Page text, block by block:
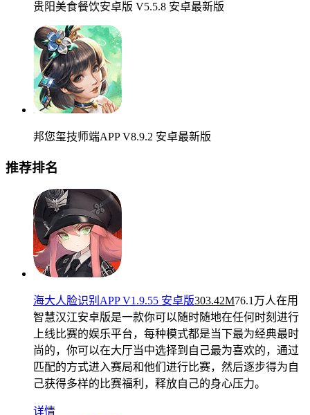
贵阳美食餐饮安卓版 V5.5.8 安卓最新版
邦您玺技师端APP V8.9.2 安卓最新版
推荐排名
海大人脸识别APP V1.9.55 安卓版303.42M76.1万人在用
智慧汉江安卓版是一款你可以随时随地在任何时刻进行
上线比赛的娱乐平台，每种模式都是当下最为经典最时
尚的，你可以在大厅当中选择到自己最为喜欢的，通过
匹配的方式进入赛局和他们进行比赛，然后逐步得为自
己获得多样的比赛福利，释放自己的身心压力。
详情